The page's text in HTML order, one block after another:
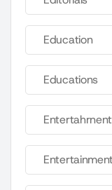
Education
Educations
Entertahrnent